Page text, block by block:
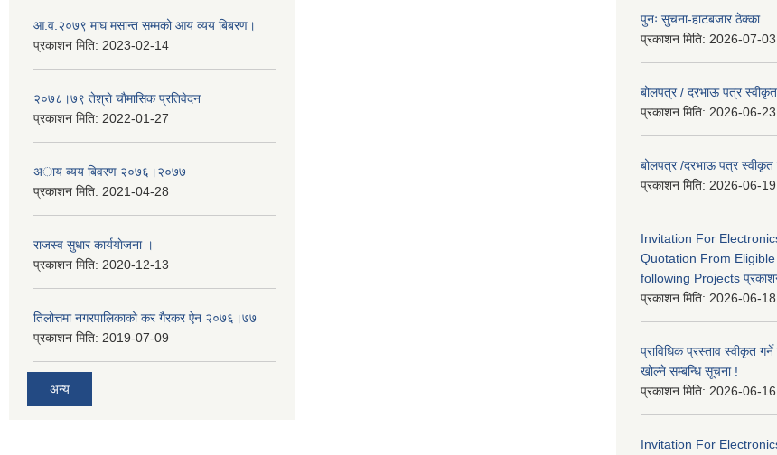
आ.व.२०७९ माघ मसान्त सम्मको आय व्यय बिबरण।
प्रकाशन मिति: 2023-02-14
२०७८।७९ तेश्राे चाैमासिक प्रतिवेदन
प्रकाशन मिति: 2022-01-27
अाय ब्यय बिवरण २०७६।२०७७
प्रकाशन मिति: 2021-04-28
राजस्व सुधार कार्ययाेजना ।
प्रकाशन मिति: 2020-12-13
तिलोत्तमा नगरपालिकाको कर गैरकर ऐन २०७६।७७
प्रकाशन मिति: 2019-07-09
अन्य
पुनः सुचना-हाटबजार ठेक्का
प्रकाशन मिति: 2026-07-03
बोलपत्र / दरभाऊ पत्र
प्रकाशन मिति: 2026-06-23
बोलपत्र /दरभाऊ पत्र
प्रकाशन मिति: 2026-06-19
Invitation For
Quotation From
following Projects
प्रकाशन मिति: 2026-06-18
प्राविधिक प्रस्ताव स्वीकृत
खोल्ने सम्बन्धि सूचना !
प्रकाशन मिति: 2026-06-16
Invitation For